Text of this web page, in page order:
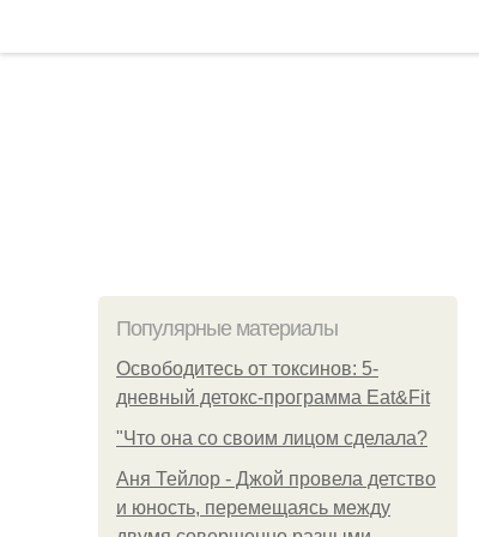
Популярные материалы
Освободитесь от токсинов: 5-
дневный детокс-программа Eat&Fit
"Что она со своим лицом сделала?
Аня Тейлор - Джой провела детство
и юность, перемещаясь между